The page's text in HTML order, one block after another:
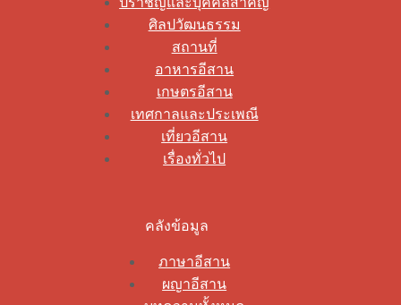
ศิลปวัฒนธรรม
สถานที่
อาหารอีสาน
เกษตรอีสาน
เทศกาลและประเพณี
เที่ยวอีสาน
เรื่องทั่วไป
คลังข้อมูล
ภาษาอีสาน
ผญาอีสาน